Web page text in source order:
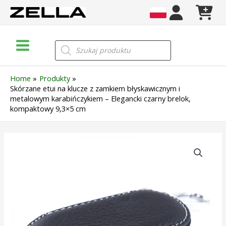
Skip
Menu
Wyszukiwarka
produktów
Home
Produkty
Skórzane etui na klucze z zamkiem błyskawicznym i
metalowym karabińczykiem – Elegancki czarny brelok,
kompaktowy 9,3×5 cm
błyskawicznym